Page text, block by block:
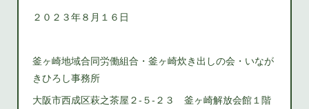
２０２３年８月１６日
釜ヶ崎地域合同労働組合・釜ヶ崎炊き出しの会・いなが
きひろし事務所
大阪市西成区萩之茶屋２‐５‐２３ 釜ヶ崎解放会館１階